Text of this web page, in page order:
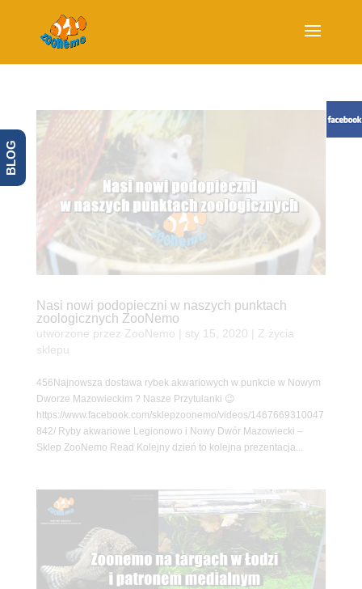
Nasi nowi podopieczni w naszych punktach
zoologicznych ZooNemo
utworzone przez ZooNemo sty 15, 2020
Z życia
sklepu
456Najnowsza dostawa rybek akwariowych w punkcie w Nowym
Dworze Mazowieckim ? Nasze Przytulanki 😉
https://www.facebook.com/sklepzoonemo/videos/1467669310047
842/ Ryby akwariowe Legionowo i Nowy Dwór Mazowiecki –
Sklep ZooNemo Read Kolejny dzień to kolejna prezentacja...
BLOG